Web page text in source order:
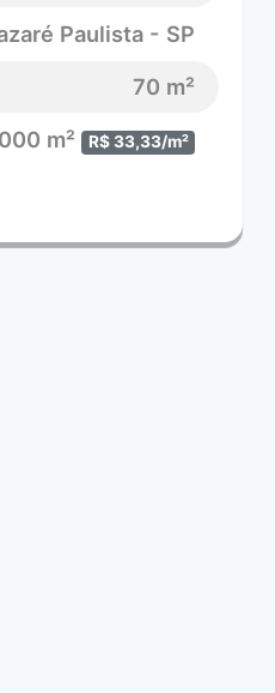
Paulista - SP
70 m²
m² R$ 33,33/m²